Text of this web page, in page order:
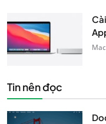
Tin nên đọc